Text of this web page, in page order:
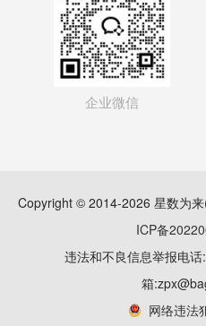
企业微信
Copyright © 2014-2026 星数为
ICP备
违法和不良信息举报电
箱
网络违法